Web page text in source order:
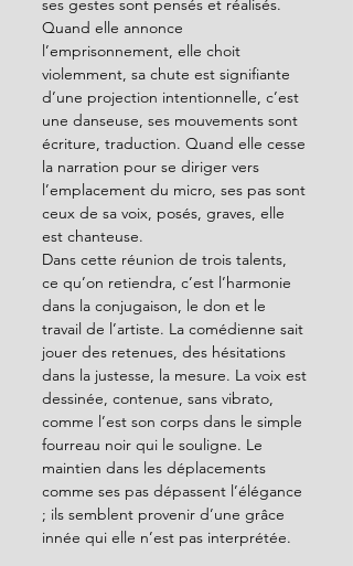
ses gestes sont pensés et réalisés.
Quand elle annonce
l’emprisonnement, elle choit
violemment, sa chute est signifiante
d’une projection intentionnelle, c’est
une danseuse, ses mouvements sont
écriture, traduction. Quand elle cesse
la narration pour se diriger vers
l’emplacement du micro, ses pas sont
ceux de sa voix, posés, graves, elle
est chanteuse.
Dans cette réunion de trois talents,
ce qu’on retiendra, c’est l’harmonie
dans la conjugaison, le don et le
travail de l’artiste. La comédienne sait
jouer des retenues, des hésitations
dans la justesse, la mesure. La voix est
dessinée, contenue, sans vibrato,
comme l’est son corps dans le simple
fourreau noir qui le souligne. Le
maintien dans les déplacements
comme ses pas dépassent l’élégance
; ils semblent provenir d’une grâce
innée qui elle n’est pas interprétée.